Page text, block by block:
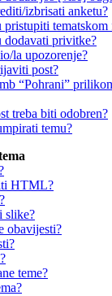
izbrisati anketu?
pristupiti tematskom
dodavati privitke?
la upozorenje?
post?
“Pohrani”
treba biti odobren?
temu?
HTML?
slike?
obavijesti?
teme?